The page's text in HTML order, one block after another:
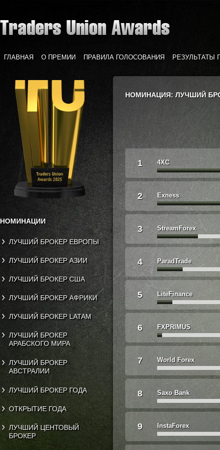
ГЛАВНАЯ О ПРЕМИИ ПРАВИЛА ГОЛОСОВАНИЯ РЕЗУЛЬТАТЫ
НОМИНАЦИИ
ЛУЧШИЙ БРОКЕР ЕВРОПЫ
ЛУЧШИЙ БРОКЕР АЗИИ
ЛУЧШИЙ БРОКЕР США
ЛУЧШИЙ БРОКЕР АФРИКИ
ЛУЧШИЙ БРОКЕР LATAM
ЛУЧШИЙ БРОКЕР
АРАБСКОГО МИРА
ЛУЧШИЙ БРОКЕР
АВСТРАЛИИ
ЛУЧШИЙ БРОКЕР ГОДА
ОТКРЫТИЕ ГОДА
ЛУЧШИЙ ЦЕНТОВЫЙ
БРОКЕР
НОМИНАЦИЯ: ЛУЧШИЙ
1 4XC
2 Exness
3 StreamForex
4 ParadTrade
5 LiteFinance
6 FXPRIMUS
7 World Forex
8 Saxo Bank
9 InstaForex